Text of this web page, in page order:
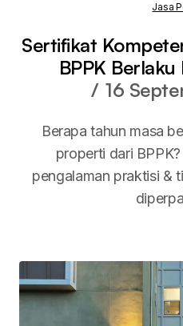
Jasa
Sertifikat
BPPK
16
Berapa tahun masa
properti dari
pengalaman praktisi &